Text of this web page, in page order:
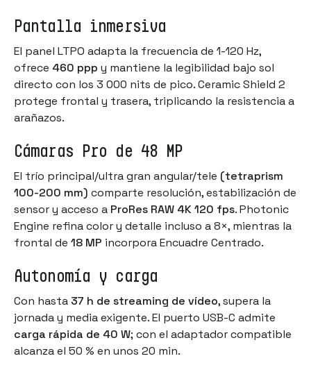
Pantalla inmersiva
El panel LTPO adapta la frecuencia de 1-120 Hz,
ofrece 460 ppp y mantiene la legibilidad bajo sol
directo con los 3 000 nits de pico. Ceramic Shield 2
protege frontal y trasera, triplicando la resistencia a
arañazos.
Cámaras Pro de 48 MP
El trío principal/ultra gran angular/tele (tetraprism
100-200 mm) comparte resolución, estabilización de
sensor y acceso a ProRes RAW 4K 120 fps. Photonic
Engine refina color y detalle incluso a 8×, mientras la
frontal de 18 MP incorpora Encuadre Centrado.
Autonomía y carga
Con hasta 37 h de streaming de vídeo, supera la
jornada y media exigente. El puerto USB-C admite
carga rápida de 40 W; con el adaptador compatible
alcanza el 50 % en unos 20 min.